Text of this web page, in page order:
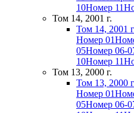
10Номер 11
Том 14, 2001 г.
Том 14, 2001
Номер 01
05Номер 06-
10Номер 11
Том 13, 2000 г.
Том 13, 2000
Номер 01
05Номер 06-